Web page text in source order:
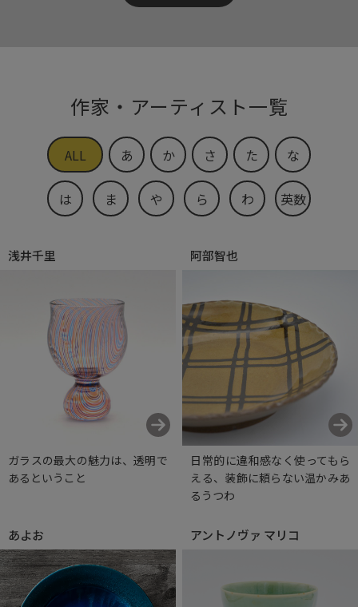
作家・アーティスト一覧
ALL あ か さ た な
は ま や ら わ 英数
浅井千里
ガラスの最大の魅力は、透明で
あるということ
阿部智也
日常的に違和感なく使ってもら
える、装飾に頼らない温かみあ
るうつわ
あよお アントノヴァ マリコ